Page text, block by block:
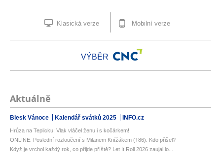
Klasická verze Mobilní verze
VÝBĚR
Aktuálně
Blesk Vánoce Kalendář svátků 2025 INFO.cz
Hrůza na Teplicku: Vlak vláčel ženu i s kočárkem!
ONLINE: Poslední rozloučení s Milanem Knížákem (†86). Kdo přišel?
Když je vrchol každý rok, co přijde příště? Let It Roll 2026 zaujal lo...